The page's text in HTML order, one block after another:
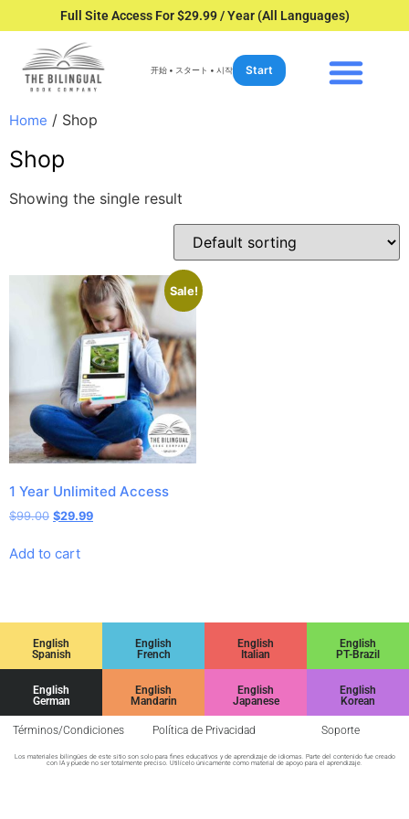
Full Site Access For $29.99 / Year (All Languages)
开始 • スタート • 시작 Start
Home / Shop
Shop
Showing the single result
Sale!
1 Year Unlimited Access
$99.00 $29.99
Add to cart
English
Spanish
English
French
English
Italian
English
PT-Brazil
English
German
English
Mandarin
English
Japanese
English
Korean
Términos/Condiciones Política de Privacidad Soporte
Los materiales bilingües de este sitio son solo para fines educativos y de aprendizaje de idiomas. Parte del contenido fue creado
con IA y puede no ser totalmente preciso. Utilícelo únicamente como material de apoyo para el aprendizaje.